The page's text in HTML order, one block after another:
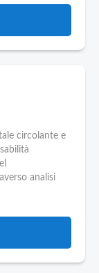
circolante e
analisi